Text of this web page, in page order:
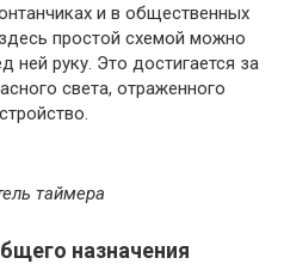
и в общественных
простой схемой можно
ней руку. Это достигается за
света, отраженного
таймера
назначения